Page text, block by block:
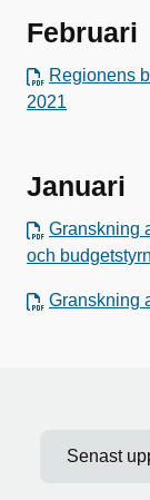
Februari
Regionens
2021
Januari
Granskning
och
Granskning
Senast